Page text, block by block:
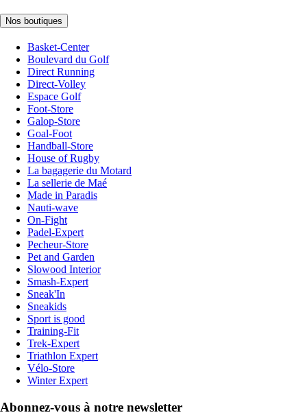
Nos boutiques
Basket-Center
Boulevard du Golf
Direct Running
Direct-Volley
Espace Golf
Foot-Store
Galop-Store
Goal-Foot
Handball-Store
House of Rugby
La bagagerie du Motard
La sellerie de Maé
Made in Paradis
Nauti-wave
On-Fight
Padel-Expert
Pecheur-Store
Pet and Garden
Slowood Interior
Smash-Expert
Sneak'In
Sneakids
Sport is good
Training-Fit
Trek-Expert
Triathlon Expert
Vélo-Store
Winter Expert
Abonnez-vous à notre newsletter